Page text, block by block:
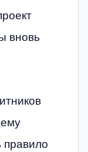
вновь
правило